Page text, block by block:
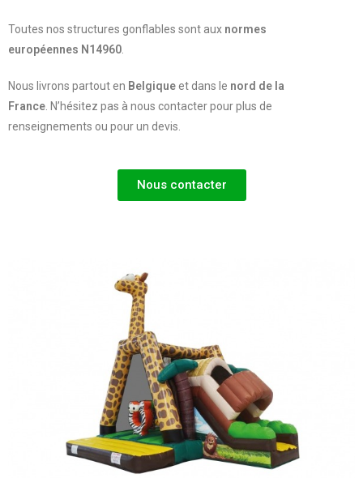
Toutes nos structures gonflables sont aux normes
européennes N14960
Nous livrons partout en Belgiqueet dans le nord de la
France . N’hésitez pas à nous contacter pour plus de
renseignements ou pour un devis.
Nous contacter